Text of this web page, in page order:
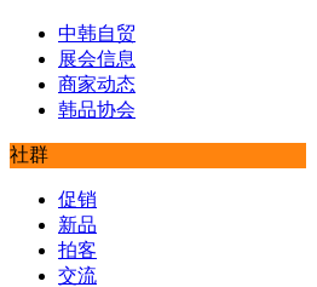
中韩自贸
展会信息
商家动态
韩品协会
社群
促销
新品
拍客
交流